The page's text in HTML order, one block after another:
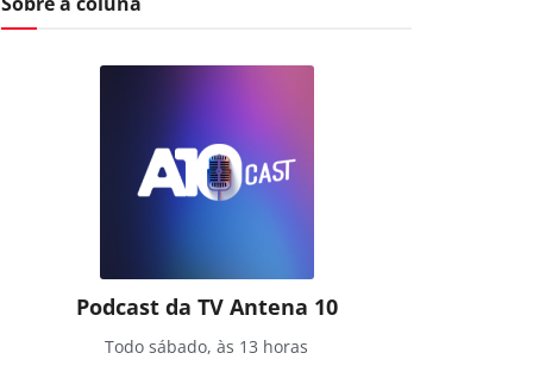
Podcast da TV Antena 10
Todo sábado, às 13 horas